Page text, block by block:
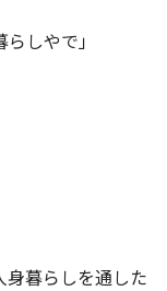
しやで」
身暮らしを通した